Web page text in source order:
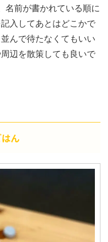
名前が書かれている順に
入してあとはどこかで
んで待たなくてもいい
辺を散策しても良いで
ん